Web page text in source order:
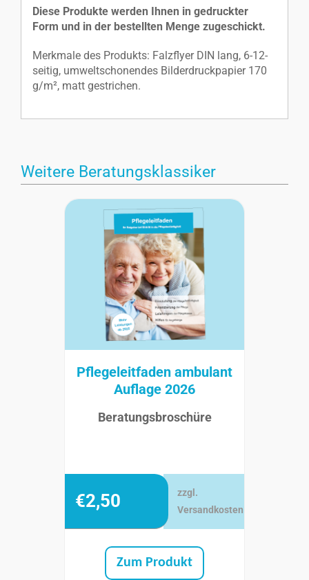
Diese Produkte werden Ihnen in gedruckter
Form und in der bestellten Menge zugeschickt.
Merkmale des Produkts: Falzflyer DIN lang, 6-12-
seitig, umweltschonendes Bilderdruckpapier 170
g/m², matt gestrichen.
Weitere Beratungsklassiker
Pflegeleitfaden ambulant
Auflage 2026
Beratungsbroschüre
€2,50
zzgl.
Versandkosten
Zum Produkt